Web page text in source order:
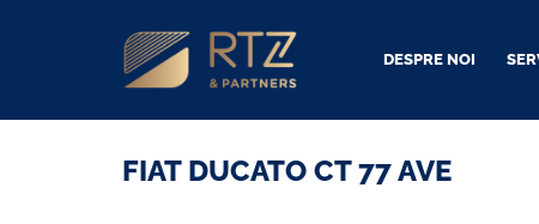
DESPRE NOI
FIAT DUCATO CT 77 AVE